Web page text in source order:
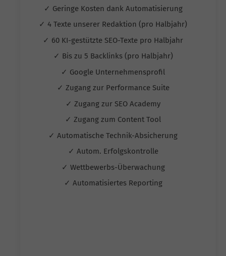
✓ Geringe Kosten dank Automatisierung
✓ 4 Texte unserer Redaktion (pro Halbjahr)
✓ 60 KI-gestützte SEO-Texte pro Halbjahr
✓ Bis zu 5 Backlinks (pro Halbjahr)
✓ Google Unternehmensprofil
✓ Zugang zur Performance Suite
✓ Zugang zur SEO Academy
✓ Zugang zum Content Tool
✓ Automatische Technik-Absicherung
✓ Autom. Erfolgskontrolle
✓ Wettbewerbs-Überwachung
✓ Automatisiertes Reporting